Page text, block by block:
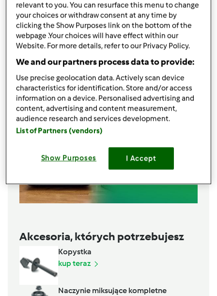
250g twardego żółtego sera(pokrojonego w
kostkę), 4 ugotowane na twardo jajka, 6 ząbków
czosnku, 4-5 łyżek majonezu, ¼ łyżeczki soli, ¼
łyżeczki pieprzu.
Lista zakupów
Akcesoria, których potrzebujesz
Kopystka
kup teraz
Naczynie miksujące kompletne
relevant to you. You can resurface this menu to change
your choices or withdraw consent at any time by
clicking the Show Purposes link on the bottom of the
webpage .Your choices will have effect within our
Website. For more details, refer to our Privacy Policy.
We and our partners process data to provide:
Use precise geolocation data. Actively scan device
characteristics for identification. Store and/or access
information on a device. Personalised advertising and
content, advertising and content measurement,
audience research and services development.
List of Partners (vendors)
Show Purposes I Accept